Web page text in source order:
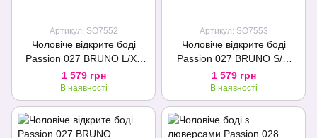
Артикул: SO7552
Чоловіче відкрите боді
Passion 027 BRUNO L/XL
Black, під латекс, на
шлейках
1 579 грн
В наявності
Артикул: SO7553
Чоловіче відкрите боді
Passion 027 BRUNO S/M
Black, під латекс, на
шлейках
1 579 грн
В наявності